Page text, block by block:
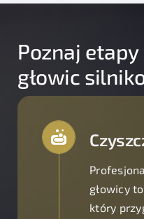
Poznaj
głowic
głowicy
który